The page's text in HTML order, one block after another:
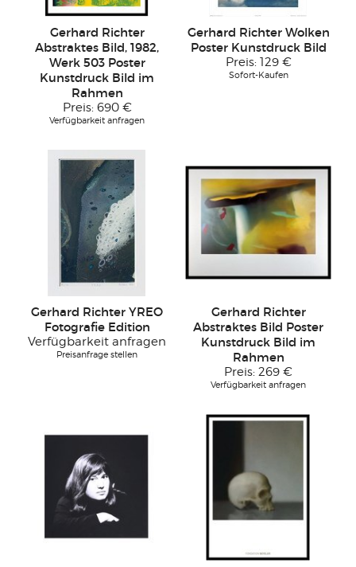
Gerhard Richter
Abstraktes Bild, 1982,
Werk 503 Poster
Kunstdruck Bild im
Rahmen
Preis: 690 €
Verfügbarkeit anfragen
Gerhard Richter Wolken
Poster Kunstdruck Bild
Preis: 129 €
Sofort-Kaufen
Gerhard Richter YREO
Fotografie Edition
Verfügbarkeit anfragen
Preisanfrage stellen
Gerhard Richter
Abstraktes Bild Poster
Kunstdruck Bild im
Rahmen
Preis: 269 €
Verfügbarkeit anfragen